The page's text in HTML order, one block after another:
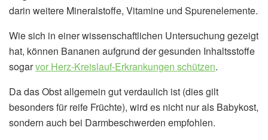
darin weitere Mineralstoffe, Vitamine und Spurenelemente.
Wie sich in einer wissenschaftlichen Untersuchung gezeigt
hat, können Bananen aufgrund der gesunden Inhaltsstoffe
sogarvor Herz-Kreislauf-Erkrankungen schützen.
Da das Obst allgemein gut verdaulich ist (dies gilt
besonders für reife Früchte), wird es nicht nur als Babykost,
sondern auch bei Darmbeschwerden empfohlen.